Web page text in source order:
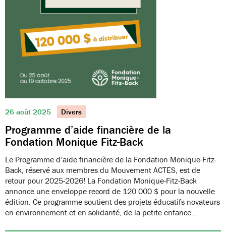
26 août 2025 Divers
Programme d’aide financière de la
Fondation Monique Fitz-Back
Le Programme d’aide financière de la Fondation Monique-Fitz-
Back, réservé aux membres du Mouvement ACTES, est de
retour pour 2025-2026! La Fondation Monique-Fitz-Back
annonce une enveloppe record de 120 000 $ pour la nouvelle
édition. Ce programme soutient des projets éducatifs novateurs
en environnement et en solidarité, de la petite enfance…